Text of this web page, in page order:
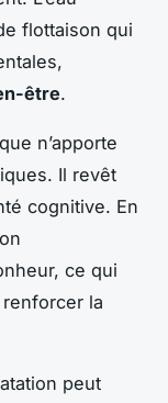
flottaison qui
être.
n’apporte
Il revêt
cognitive. En
ce qui
la
peut